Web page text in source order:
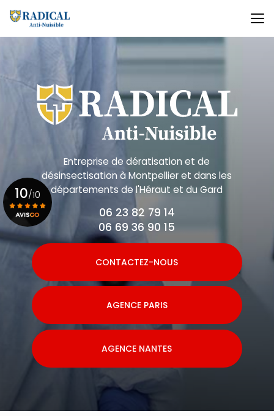
au
contenu
principal
Entreprise de dératisation et de
désinsectisationà Montpellier et dans les
départements de l'Héraut et du Gard
06 23 82 79 14
06 69 36 90 15
CONTACTEZ-NOUS
AGENCE PARIS
AGENCE NANTES
10/10
Voir le certificat